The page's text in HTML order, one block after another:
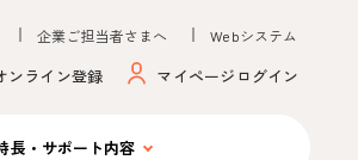
企業ご担当者さまへ Webシステム
ンライン登録 マイページログイン
長・サポート内容